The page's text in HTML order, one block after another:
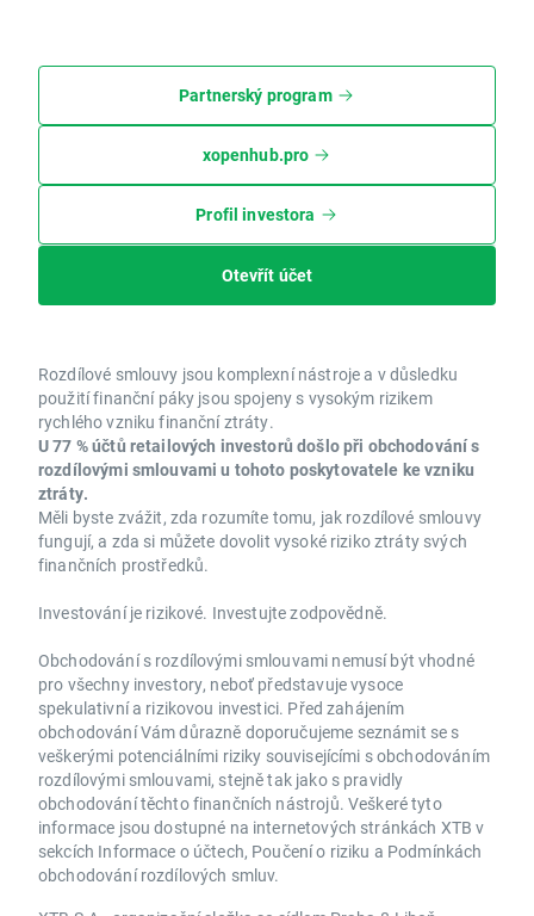
Partnerský program
xopenhub.pro
Profil investora
Otevřít účet
Rozdílové smlouvy jsou komplexní nástroje a v důsledku
použití finanční páky jsou spojeny s vysokým rizikem
rychlého vzniku finanční ztráty.
U 77 % účtů retailových investorů došlo při obchodování s
rozdílovými smlouvami u tohoto poskytovatele ke vzniku
ztráty.
Měli byste zvážit, zda rozumíte tomu, jak rozdílové smlouvy
fungují, a zda si můžete dovolit vysoké riziko ztráty svých
finančních prostředků.
Investování je rizikové. Investujte zodpovědně.
Obchodování s rozdílovými smlouvami nemusí být vhodné
pro všechny investory, neboť představuje vysoce
spekulativní a rizikovou investici. Před zahájením
obchodování Vám důrazně doporučujeme seznámit se s
veškerými potenciálními riziky souvisejícími s obchodováním
rozdílovými smlouvami, stejně tak jako s pravidly
obchodování těchto finančních nástrojů. Veškeré tyto
informace jsou dostupné na internetových stránkách XTB v
sekcích Informace o účtech, Poučení o riziku a Podmínkách
obchodování rozdílových smluv.